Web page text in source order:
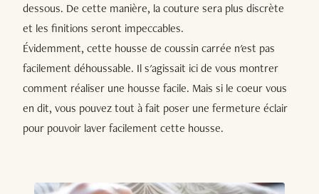
dessous. De cette manière, la couture sera plus discrète
et les finitions seront impeccables.
Évidemment, cette housse de coussin carrée n'est pas
facilement déhoussable. Il s'agissait ici de vous montrer
comment réaliser une housse facile. Mais si le coeur vous
en dit, vous pouvez tout à fait poser une fermeture éclair
pour pouvoir laver facilement cette housse.